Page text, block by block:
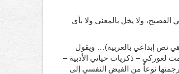
ولا يخل بالمعنى ولا بأي
نص إبداعي بالعربية)… ويقول
لغوركي – ذكريات حياتي الأدبية –
نوعاً من الفيض النفسي إلى